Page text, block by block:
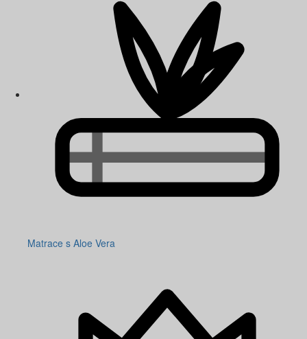
Matrace s Aloe Vera